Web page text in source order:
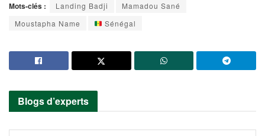
Mots-clés : Landing Badji
Mamadou Sané
Moustapha Name
Sénégal
Blogs d’experts